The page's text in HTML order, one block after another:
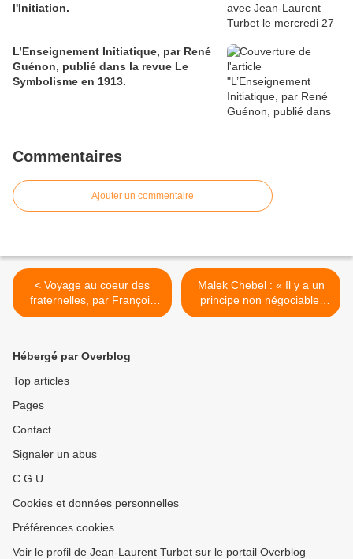
l'Initiation.
L’Enseignement Initiatique, par René
Guénon, publié dans la revue Le
Symbolisme en 1913.
Commentaires
Ajouter un commentaire
< Voyage au coeur des
fraternelles, par François
Koch.
Malek Chebel : « Il y a un
principe non négociable,
cest la liberté dexpression
Hébergé par Overblog
Top articles
Pages
Contact
Signaler un abus
C.G.U.
Cookies et données personnelles
Préférences cookies
Voir le profil de Jean-Laurent Turbet sur le portail Overblog